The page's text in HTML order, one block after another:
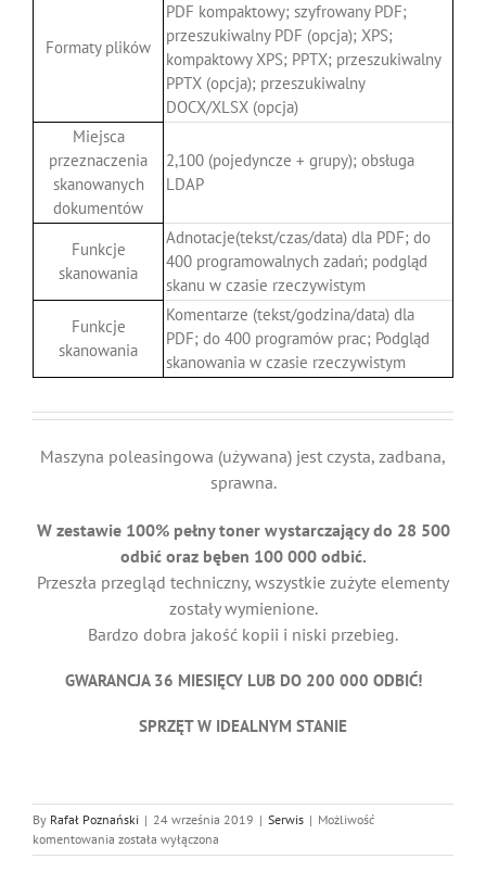
Formaty plików
PDF kompaktowy; szyfrowany PDF;
przeszukiwalny PDF (opcja); XPS;
kompaktowy XPS; PPTX; przeszukiwalny
PPTX (opcja); przeszukiwalny
DOCX/XLSX (opcja)
Miejsca
przeznaczenia
skanowanych
dokumentów
2,100 (pojedyncze + grupy); obsługa
LDAP
Funkcje
skanowania
Adnotacje(tekst/czas/data) dla PDF; do
400 programowalnych zadań; podgląd
skanu w czasie rzeczywistym
Funkcje
skanowania
Komentarze (tekst/godzina/data) dla
PDF; do 400 programów prac; Podgląd
skanowania w czasie rzeczywistym
Maszyna poleasingowa (używana) jest czysta, zadbana,
sprawna.
W zestawie 100% pełny toner wystarczający do 28 500
odbić oraz bęben 100 000 odbić.
Przeszła przegląd techniczny, wszystkie zużyte elementy
zostały wymienione.
Bardzo dobra jakość kopii i niski przebieg.
GWARANCJA 36 MIESIĘCY LUB DO 200 000 ODBIĆ!
SPRZĘT W IDEALNYM STANIE
By Rafał Poznański | 24 września 2019 | Serwis | Możliwość
komentowania Sprzedaż
poleasingowej
została wyłączona